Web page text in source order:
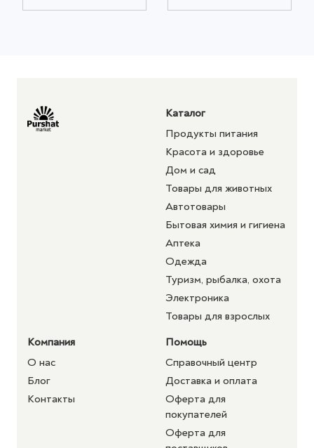
Каталог
Продукты питания
Красота и здоровье
Дом и сад
Товары для животных
Автотовары
Бытовая химия и гигиена
Аптека
Одежда
Туризм, рыбалка, охота
Электроника
Товары для взрослых
Компания
О нас
Блог
Контакты
Помощь
Справочный центр
Доставка и оплата
Оферта для
покупателей
Оферта для